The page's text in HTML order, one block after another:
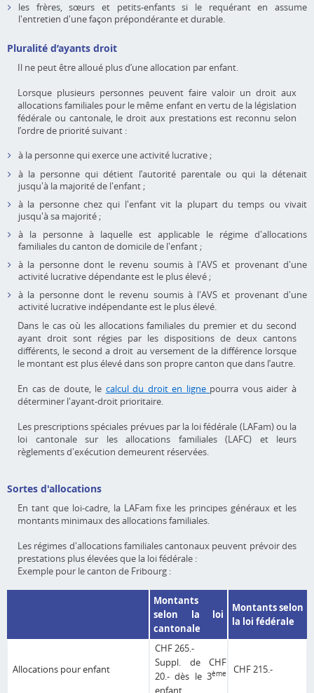
les frères, sœurs et petits-enfants si le requérant en assume
l'entretien d'une façon prépondérante et durable.
Pluralité d’ayants droit
Il ne peut être alloué plus d’une allocation par enfant.
Lorsque plusieurs personnes peuvent faire valoir un droit aux
allocations familiales pour le même enfant en vertu de la législation
fédérale ou cantonale, le droit aux prestations est reconnu selon
l’ordre de priorité suivant :
à la personne qui exerce une activité lucrative ;
à la personne qui détient l’autorité parentale ou qui la détenait
jusqu'à la majorité de l'enfant ;
à la personne chez qui l'enfant vit la plupart du temps ou vivait
jusqu'à sa majorité ;
à la personne à laquelle est applicable le régime d'allocations
familiales du canton de domicile de l'enfant ;
à la personne dont le revenu soumis à l'AVS et provenant d'une
activité lucrative dépendante est le plus élevé ;
à la personne dont le revenu soumis à l'AVS et provenant d'une
activité lucrative indépendante est le plus élevé.
Dans le cas où les allocations familiales du premier et du second
ayant droit sont régies par les dispositions de deux cantons
différents, le second a droit au versement de la différence lorsque
le montant est plus élevé dans son propre canton que dans l’autre.
En cas de doute, le calcul du droit en ligne pourra vous aider à
déterminer l'ayant-droit prioritaire.
Les prescriptions spéciales prévues par la loi fédérale (LAFam) ou la
loi cantonale sur les allocations familiales (LAFC) et leurs
règlements d'exécution demeurent réservées.
Sortes d'allocations
En tant que loi-cadre, la LAFam fixe les principes généraux et les
montants minimaux des allocations familiales.
Les régimes d'allocations familiales cantonaux peuvent prévoir des
prestations plus élevées que la loi fédérale :
Exemple pour le canton de Fribourg :
Montants
selon la loi
cantonale
Montants selon
la loi fédérale
Allocations pour enfant
CHF 265.-
Suppl. de CHF
20.- dès le 3ème
enfant
CHF 215.-